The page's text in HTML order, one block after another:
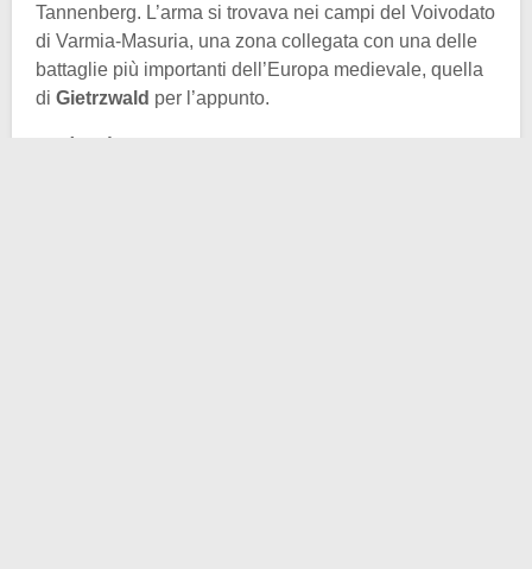
Tannenberg. L’arma si trovava nei campi del Voivodato
di Varmia-Masuria, una zona collegata con una delle
battaglie più importanti dell’Europa medievale, quella
di Gietrzwald per l’appunto.